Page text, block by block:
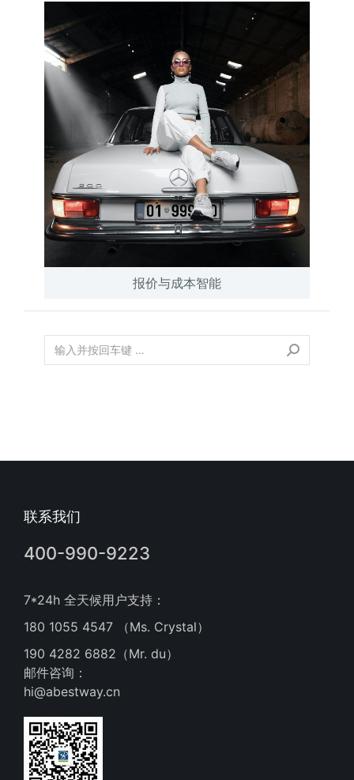
报价与成本智能
联系我们
400-990-9223
7*24h 全天候用户支持：
180 1055 4547 （Ms. Crystal）
190 4282 6882（Mr. du）
邮件咨询：
hi@abestway.cn